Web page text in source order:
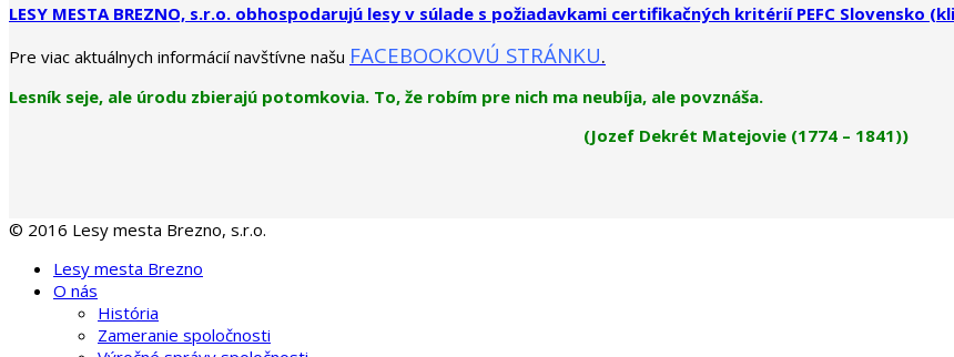
LESY MESTA BREZNO, s.r.o. obhospodarujú lesy v súlade s požiadavkami certifikačných kritérií PEFC Slovensko
Pre viac aktuálnych informácií navštívne našu FACEBOOKOVÚ STRÁNKU.
Lesník seje, ale úrodu zbierajú potomkovia. To, že robím pre nich ma neubíja, ale povznáša.
(Jozef Dekrét Matejovie (1774 – 1841))
© 2016 Lesy mesta Brezno, s.r.o.
Lesy mesta Brezno
O nás
História
Zameranie spoločnosti